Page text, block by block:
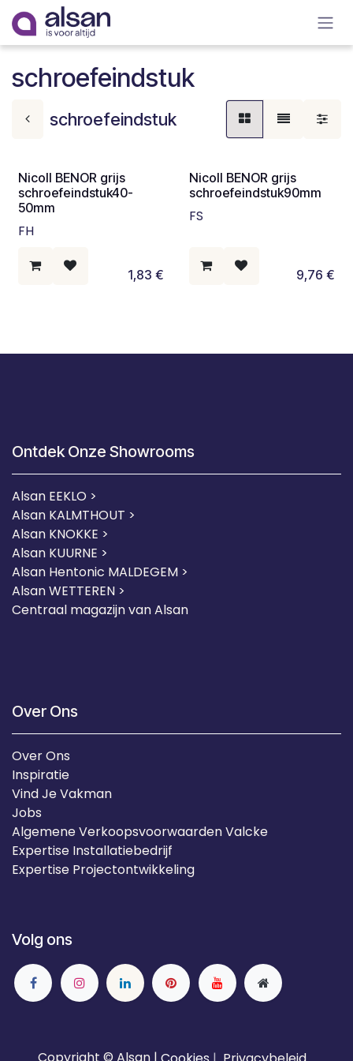
Overslaan naar inhoud
schroefeindstuk
schroefeindstuk
Nicoll BENOR grijs
schroefeindstuk40-
50mm
FH
1,83 €
Nicoll BENOR grijs
schroefeindstuk90mm
FS
9,76 €
Ontdek Onze Showrooms
Alsan EEKLO >
Alsan KALMTHOUT >
Alsan KNOKKE >
Alsan KUURNE >
Alsan Hentonic MALDEGEM >
Alsan WETTEREN >
Centraal magazijn van Alsan
Over Ons
Over Ons
Inspiratie
Vind Je Vakman
Jobs
Algemene Verkoopsvoorwaarden Valcke
Expertise Installatiebedrijf
Expertise Projectontwikkeling
Volg ons